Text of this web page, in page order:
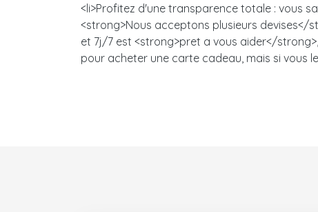
<li>Profitez d'une transparence totale : vous
<strong>Nous acceptons plusieurs devises</
et 7j/7 est <strong>pret a vous aider</
pour acheter une carte cadeau, mais si vous